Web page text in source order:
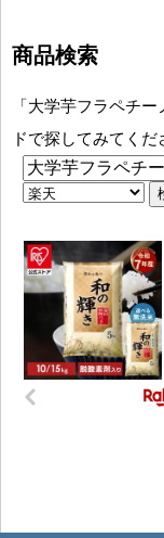
商品検索
「大学芋フラペチ
ドで探してみてくだ